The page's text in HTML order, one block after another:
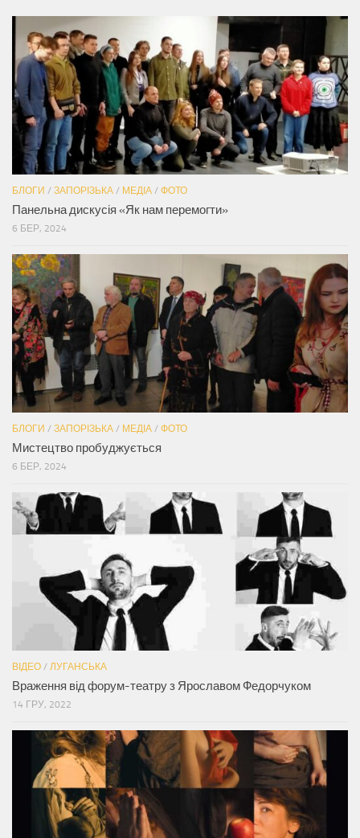
БЛОГИ / ЗАПОРІЗЬКА / МЕДІА / ФОТО
Панельна дискусія «Як нам перемогти»
6 БЕР, 2024
БЛОГИ / ЗАПОРІЗЬКА / МЕДІА / ФОТО
Мистецтво пробуджується
6 БЕР, 2024
ВІДЕО / ЛУГАНСЬКА
Враження від форум-театру з Ярославом Федорчуком
14 ГРУ, 2022